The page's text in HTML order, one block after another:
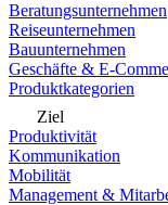
Beratungsunternehmen
Reiseunternehmen
Bauunternehmen
Geschäfte & E-
Produktkategorien
Ziel
Produktivität
Kommunikation
Mobilität
Management &